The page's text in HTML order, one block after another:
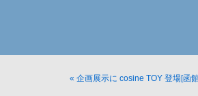
« 企画展示に cosine TOY 登場[函